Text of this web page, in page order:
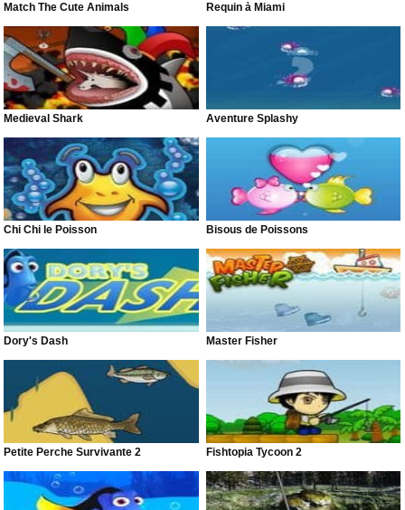
Match The Cute Animals Requin à Miami
Medieval Shark Aventure Splashy
Chi Chi le Poisson Bisous de Poissons
Dory's Dash Master Fisher
Petite Perche Survivante 2 Fishtopia Tycoon 2